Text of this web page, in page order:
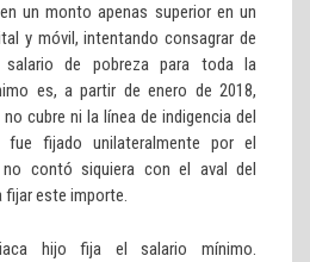
un monto apenas superior en un
y móvil, intentando consagrar de
de pobreza para toda la
es, a partir de enero de 2018,
cubre ni la línea de indigencia del
fue fijado unilateralmente por el
contó siquiera con el aval del
fijar este importe.
hijo fija el salario mínimo.